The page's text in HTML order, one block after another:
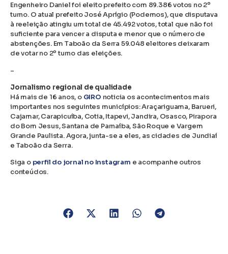
Engenheiro Daniel foi eleito prefeito com 89.386 votos no 2º
turno. O atual prefeito José Aprígio (Podemos), que disputava
à reeleição atingiu um total de 45.492 votos, total que não foi
suficiente para vencer a disputa e menor que o número de
abstenções. Em Taboão da Serra 59.048 eleitores deixaram
de votar no 2º turno das eleições.
–
Jornalismo regional de qualidade
Há mais de 16 anos, o GIRO noticia os acontecimentos mais
importantes nos seguintes municípios: Araçariguama, Barueri,
Cajamar, Carapicuíba, Cotia, Itapevi, Jandira, Osasco, Pirapora
do Bom Jesus, Santana de Parnaíba, São Roque e Vargem
Grande Paulista. Agora, junta-se a eles, as cidades de Jundiaí
e Taboão da Serra.
Siga o perfil do jornal no Instagram e acompanhe outros
conteúdos.